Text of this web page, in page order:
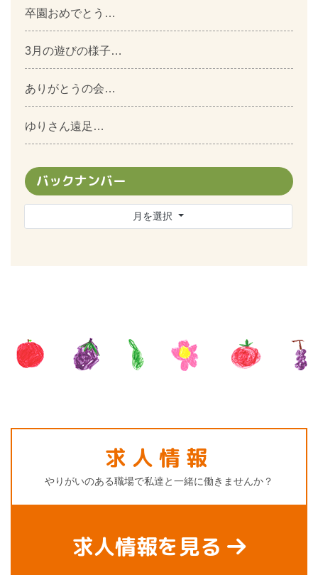
卒園おめでとう…
3月の遊びの様子…
ありがとうの会…
ゆりさん遠足…
バックナンバー
月を選択
求人情報
やりがいのある職場で私達と一緒に働きませんか？
求人情報を見る